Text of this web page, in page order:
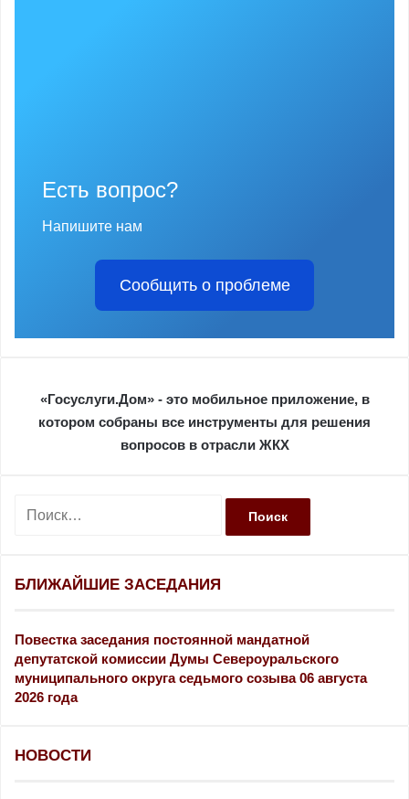
Есть вопрос?
Напишите нам
Сообщить о проблеме
«Госуслуги.Дом» - это мобильное приложение, в
котором собраны все инструменты для решения
вопросов в отрасли ЖКХ
и
БЛИЖАЙШИЕ ЗАСЕДАНИЯ
Повестка заседания постоянной мандатной
депутатской комиссии Думы Североуральского
муниципального округа седьмого созыва 06 августа
2026 года
НОВОСТИ